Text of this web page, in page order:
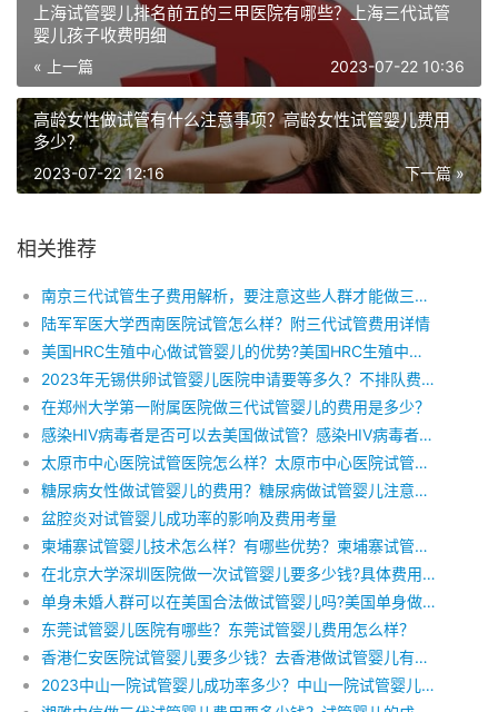
上海试管婴儿排名前五的三甲医院有哪些？上海三代试管
婴儿孩子收费明细
« 上一篇 2023-07-22 10:36
高龄女性做试管有什么注意事项？高龄女性试管婴儿费用
多少？
下一篇 »
2023-07-22 12:16
相关推荐
南京三代试管生子费用解析，要注意这些人群才能做三代试管
陆军军医大学西南医院试管怎么样？附三代试管费用详情
美国HRC生殖中心做试管婴儿的优势?美国HRC生殖中心试管费用多少？
2023年无锡供卵试管婴儿医院申请要等多久？不排队费用是多少？
在郑州大学第一附属医院做三代试管婴儿的费用是多少？
感染HIV病毒者是否可以去美国做试管？感染HIV病毒者在美国做试管多少钱?
太原市中心医院试管医院怎么样？太原市中心医院试管婴儿费用
糖尿病女性做试管婴儿的费用？糖尿病做试管婴儿注意事项。
盆腔炎对试管婴儿成功率的影响及费用考量
柬埔寨试管婴儿技术怎么样？有哪些优势？柬埔寨试管婴儿费用多少？
在北京大学深圳医院做一次试管婴儿要多少钱?具体费用包括哪些？
单身未婚人群可以在美国合法做试管婴儿吗?美国单身做试管要多少钱？
东莞试管婴儿医院有哪些？东莞试管婴儿费用怎么样？
香港仁安医院试管婴儿要多少钱？去香港做试管婴儿有哪些注意事项？
2023中山一院试管婴儿成功率多少？中山一院试管婴儿费用明细？